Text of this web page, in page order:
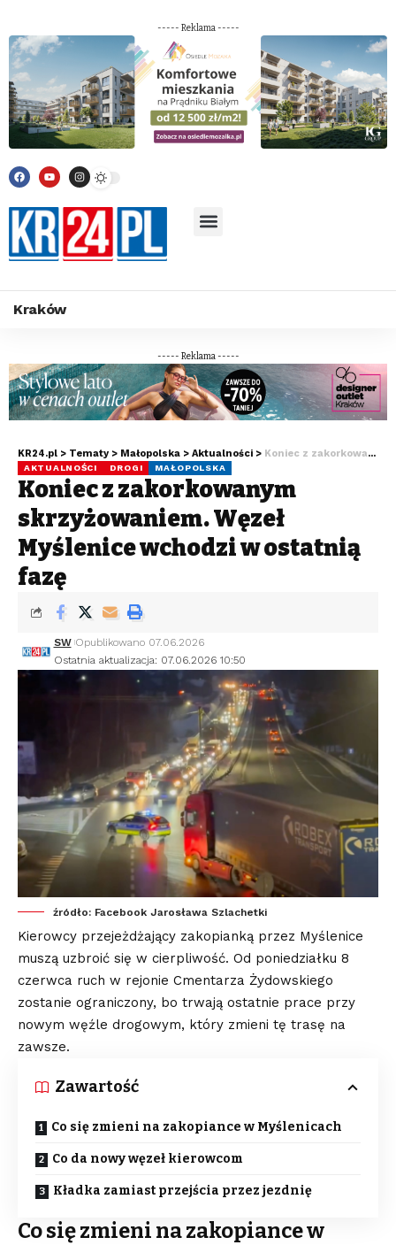
----- Reklama -----
Kraków
----- Reklama -----
KR24.pl > Tematy > Małopolska > Aktualności > Koniec z zakorkowanym skrzyżowaniem. Węzeł Myślenice wchodzi w ostatnią fazę
AKTUALNOŚCI DROGI MAŁOPOLSKA
Koniec z zakorkowanym
skrzyżowaniem. Węzeł
Myślenice wchodzi w ostatnią
fazę
Ostatnia aktualizacja: 07.06.2026 10:50
SW Opublikowano 07.06.2026
źródło: Facebook Jarosława Szlachetki
Kierowcy przejeżdżający zakopianką przez Myślenice
muszą uzbroić się w cierpliwość. Od poniedziałku 8
czerwca ruch w rejonie Cmentarza Żydowskiego
zostanie ograniczony, bo trwają ostatnie prace przy
nowym węźle drogowym, który zmieni tę trasę na
zawsze.
Zawartość
Co się zmieni na zakopiance w Myślenicach
Co da nowy węzeł kierowcom
Kładka zamiast przejścia przez jezdnię
Co się zmieni na zakopiance w